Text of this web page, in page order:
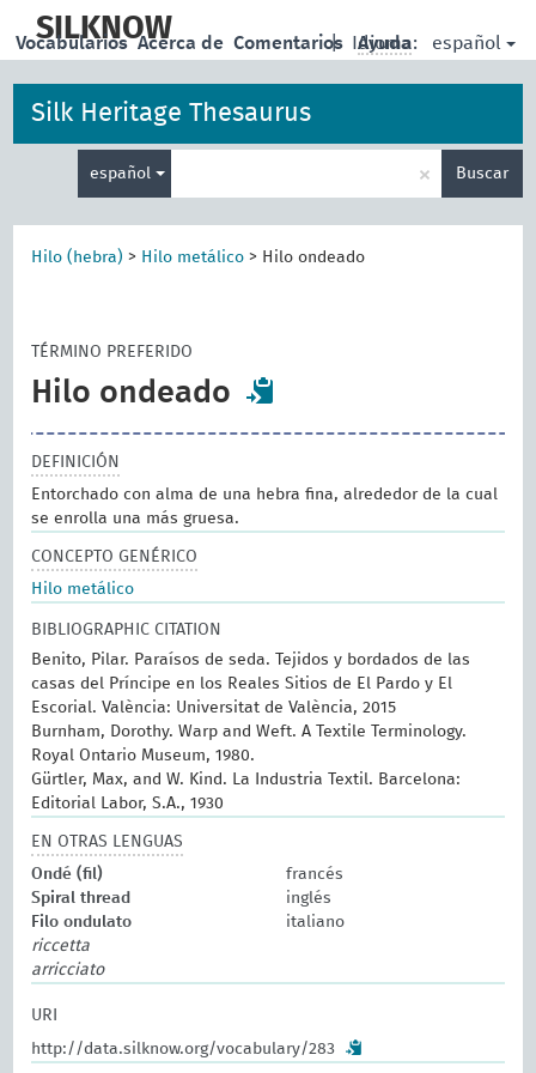
main
SILKNOW | Idioma: español
Vocabularios Acerca de Comentarios Ayuda
Silk Heritage Thesaurus
español × Buscar
Hilo (hebra) > Hilo metálico > Hilo ondeado
TÉRMINO PREFERIDO
Hilo ondeado
DEFINICIÓN
Entorchado con alma de una hebra fina, alrededor de la cual
se enrolla una más gruesa.
CONCEPTO GENÉRICO
Hilo metálico
BIBLIOGRAPHIC CITATION
Benito, Pilar. Paraísos de seda. Tejidos y bordados de las
casas del Príncipe en los Reales Sitios de El Pardo y El
Escorial. València: Universitat de València, 2015
Burnham, Dorothy. Warp and Weft. A Textile Terminology.
Royal Ontario Museum, 1980.
Gürtler, Max, and W. Kind. La Industria Textil. Barcelona:
Editorial Labor, S.A., 1930
EN OTRAS LENGUAS
Ondé (fil)
francés
Spiral thread
inglés
Filo ondulato
italiano
riccetta
arricciato
URI
http://data.silknow.org/vocabulary/283